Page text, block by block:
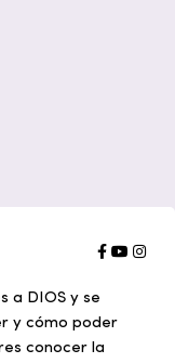
a DIOS y se
y cómo poder
conocer la